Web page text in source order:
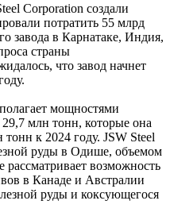
Corporation создали
потратить 55 млрд
завода в Карнатаке, Индия,
страны
что завод начнет
мощностями
29,7 млн тонн, которые она
к 2024 году. JSW Steel
руды в Одише, объемом
рассматривает возможность
в Канаде и Австралии
руды и коксующегося